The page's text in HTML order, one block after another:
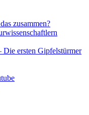
zusammen?
Die ersten Gipfelstürmer